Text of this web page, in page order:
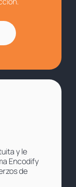
y le
Encodify
de